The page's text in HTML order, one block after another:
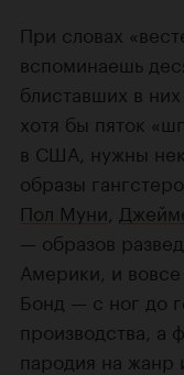
При словах
вспоминаешь
блиставших в
хотя бы пяток
в США, нужны
образы
Пол Муни
— образов
Америки, и
Бонд — с ног до
производства, а
пародия на жанр